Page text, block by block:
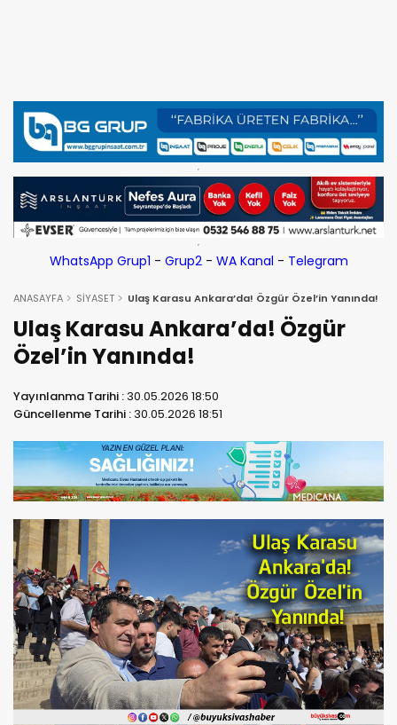
WhatsApp Grup1 - Grup2- WA Kanal - Telegram
ANASAYFA SİYASET Ulaş Karasu Ankara’da! Özgür Özel’in Yanında!
Ulaş Karasu Ankara’da! Özgür
Özel’in Yanında!
Yayınlanma Tarihi :30.05.2026 18:50
Güncellenme Tarihi :30.05.2026 18:51